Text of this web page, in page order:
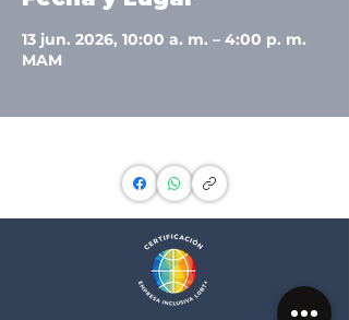
13 jun. 2026, 10:00 a. m. – 4:00 p. m.
MAM